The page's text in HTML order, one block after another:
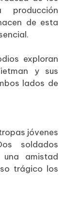
de esta
exploran
y sus
lados de
jóvenes
soldados
amistad
trágico los